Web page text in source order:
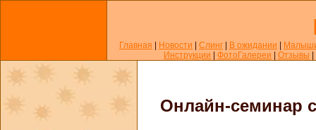
Главная Новости Слинг В ожидании
Инструкции
ФотоГалереи Отзывы
Онлайн-семинар